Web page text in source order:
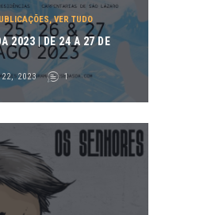
,VER TUDO
2023 | DE 24 A 27 DE
22, 2023 1